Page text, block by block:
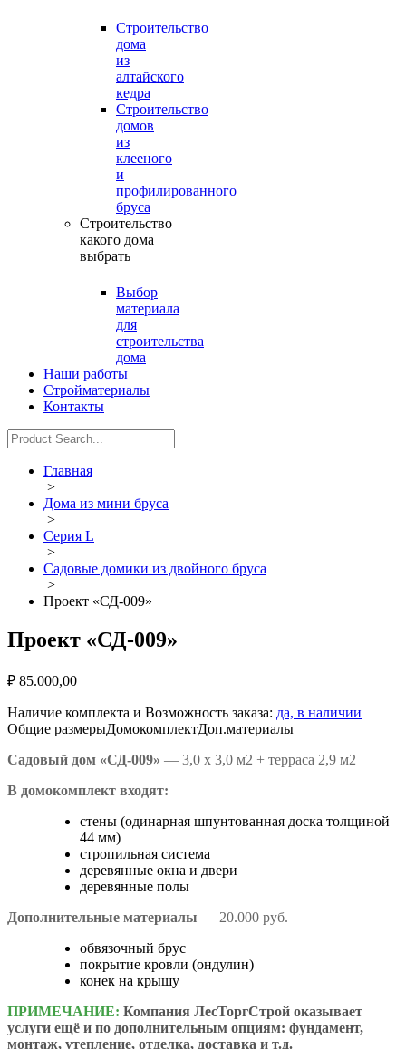
Строительство
дома
из
алтайского
кедра
Строительство
домов
из
клееного
и
профилированного
бруса
Строительство
какого дома
выбрать
Выбор
материала
для
строительства
дома
Наши работы
Стройматериалы
Контакты
Главная
>
Дома из мини бруса
>
Серия L
>
Садовые домики из двойного бруса
>
Проект «СД-009»
Проект «СД-009»
₽ 85.000,00
Наличие комплекта и Возможность заказа: да, в наличии
Общие размерыДомокомплектДоп.материалы
Садовый дом «СД-009» — 3,0 х 3,0 м2 + терраса 2,9 м2
В домокомплект входят:
cтены (одинарная шпунтованная доска толщиной
44 мм)
стропильная система
деревянные окна и двери
деревянные полы
Дополнительные материалы — 20.000 руб.
обвязочный брус
покрытие кровли (ондулин)
конек на крышу
ПРИМЕЧАНИЕ: Компания ЛесТоргСтрой оказывает
услуги ещё и по дополнительным опциям: фундамент,
монтаж, утепление, отделка, доставка и т.д.